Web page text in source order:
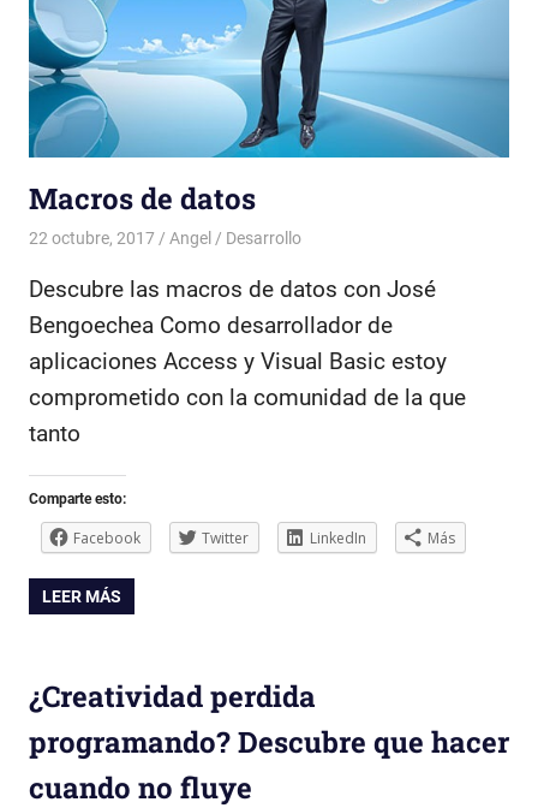
Macros de datos
22 octubre, 2017 Angel Desarrollo
Descubre las macros de datos con José
Bengoechea Como desarrollador de
aplicaciones Access y Visual Basic estoy
comprometido con la comunidad de la que
tanto
Comparte esto:
Facebook Twitter LinkedIn Más
LEER MÁS
¿Creatividad perdida
programando? Descubre que hacer
cuando no fluye